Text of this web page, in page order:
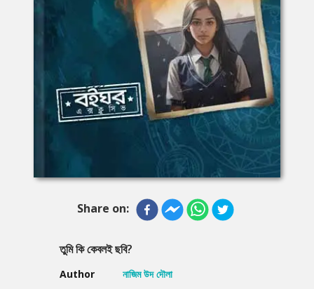
Share on:
তুমি কি কেবলই ছবি?
Author
নাজিম উদ দৌলা